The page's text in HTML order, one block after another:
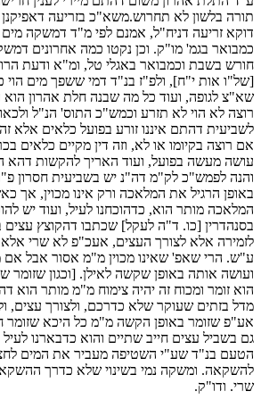
תורה בלשון לא תחרוש.משא"כ בזריעה
דוקא זריעה דניח"ל, אמנם לפי מ"ד דמשקה
כמבואר בגמ' מו"ק. וכן נקטו כמה אחרונים
חורש בשבת וכמבואר באגלי טל, ומ"א ודעת
[של"ו אות י"ח], ולפ"ז בנ"ד דמי ששפך מים
שא"צ לגופה, ועוד כל מה שבנה חלת אהרון הוא
רוצה לא הוי לא תזרע וכמש"כ התוס' הנ"ל
לשביעית דהתם איננו זורע בפועל כלאים אלא זה
אם רוצה בקיומו או לא, וזה דין מקיים כלאים
עושה מעשה בפועל, ועוד האריך להקשות דהא
והנה לפמש"כ לק"מ דה"נ יש בשביעית חסרון
באופן הרגיל את המלאכה ורק אינו מכוין, אך
המלאכה מותר הוא, כדהוכחנו לעיל, ועוד יש
בסנהדרין [כו. ד"ה לעקל] שכתבו דהקוצץ עצים
לזמירה אלא לצורך העצים, אעכ"פ לא שרי
ע"ש. הרי שאפ' שאינו מכוין מ"מ אסור אבל
ועושה אותה באופן שקשה לאילן. [וכגון
הוא זומר ומכוח זה יהיה צימוח מ"מ מותר הוא
מדל בזתים שעוקר שלא כדרכם, ולצורך עצים,
אע"פ שזומר באופן הקשה מ"מ כל היכא שזומר
גם בשביל עצים חייב שתיים והוא כדבארנו
הטעם בנ"ד שע"י השטיפה מעביר את המים לחצר
להשקאה. ומשקה נמי בשינוי שלא כדרך
שרי. ודו"ק.